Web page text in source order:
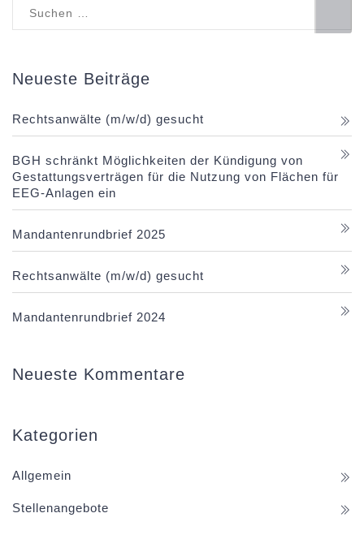
nach:
Neueste Beiträge
Rechtsanwälte (m/w/d) gesucht
BGH schränkt Möglichkeiten der Kündigung von
Gestattungsverträgen für die Nutzung von Flächen für
EEG-Anlagen ein
Mandantenrundbrief 2025
Rechtsanwälte (m/w/d) gesucht
Mandantenrundbrief 2024
Neueste Kommentare
Kategorien
Allgemein
Stellenangebote